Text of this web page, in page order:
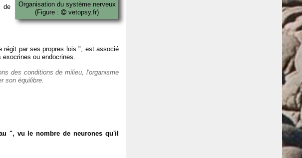
Organisation du système nerveux
(Figure :
vetopsy.fr)
de
régit par ses propres lois ", est associé
ou endocrines.
des conditions de milieu, l'organisme
son équilibre.
", vu le nombre de neurones qu'il